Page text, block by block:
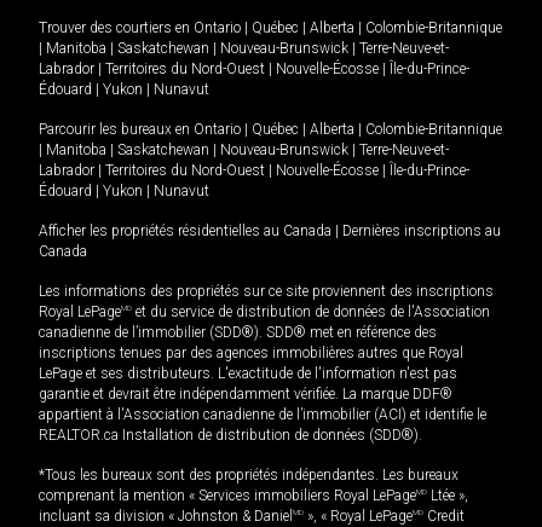
Trouver des courtiers en Ontario Québec Alberta
Colombie-Britannique
Manitoba Saskatchewan Nouveau-Brunswick
Terre-Neuve-et-
Labrador
Territoires du Nord-Ouest Nouvelle-Écosse
Île-du-Prince-
Édouard
Yukon Nunavut
Parcourir les bureaux en Ontario Québec Alberta
Colombie-Britannique
Manitoba Saskatchewan Nouveau-Brunswick
Terre-Neuve-et-
Labrador
Territoires du Nord-Ouest Nouvelle-Écosse
Île-du-Prince-
Édouard
Yukon Nunavut
Afficher les propriétés résidentielles au Canada
Dernières inscriptions au
Canada
Les informations des propriétés sur ce site proviennent des inscriptions
Royal LePageMD et du service de distribution de données de l'Association
canadienne de l’immobilier (SDD®). SDD® met en référence des
inscriptions tenues par des agences immobilières autres que Royal
LePage et ses distributeurs. L'exactitude de l'information n'est pas
garantie et devrait être indépendamment vérifiée. La marque DDF®
appartient à l'Association canadienne de l’immobilier (ACI) et identifie le
REALTOR.ca Installation de distribution de données (SDD®).
*Tous les bureaux sont des propriétés indépendantes. Les bureaux
comprenant la mention « Services immobiliers Royal LePageMD Ltée »,
incluant sa division « Johnston & Daniel MD », « Royal LePageMD Credit